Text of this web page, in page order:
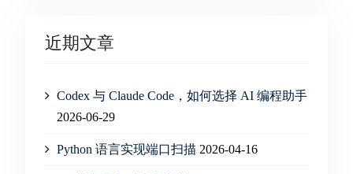
近期文章
Codex 与 Claude Code，如何选择 AI 编程助手
2026-06-29
Python 语言实现端口扫描 2026-04-16